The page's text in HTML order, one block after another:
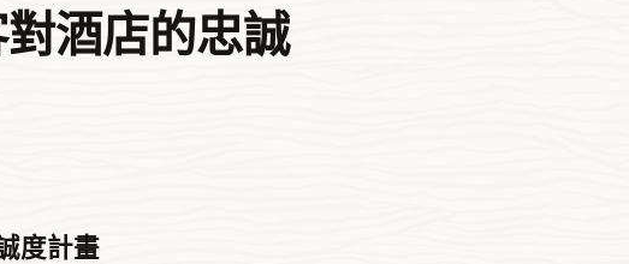
酒店的忠誠
度計畫